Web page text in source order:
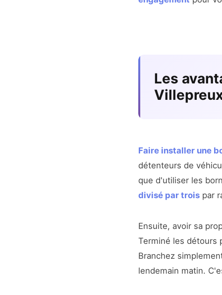
Les
Faire installer une
détenteurs de
que d'utiliser les
divisé par trois par
Ensuite, avoir sa
Terminé les détours
Branchez
lendemain matin.